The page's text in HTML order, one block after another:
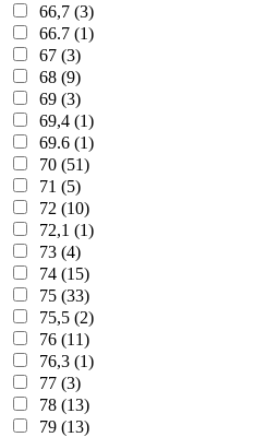
66,7 (3)
66.7 (1)
67 (3)
68 (9)
69 (3)
69,4 (1)
69.6 (1)
70 (51)
71 (5)
72 (10)
72,1 (1)
73 (4)
74 (15)
75 (33)
75,5 (2)
76 (11)
76,3 (1)
77 (3)
78 (13)
79 (13)